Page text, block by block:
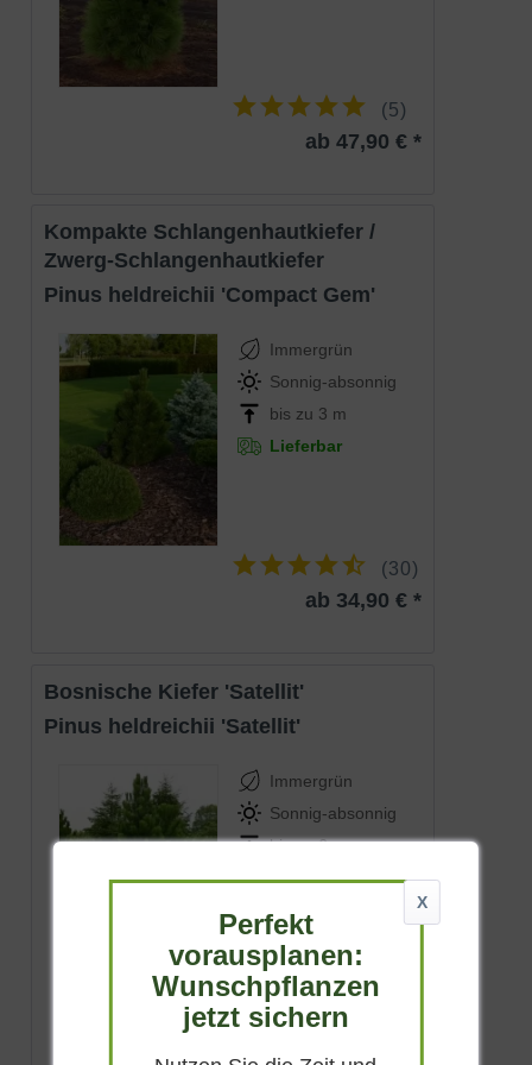
doctrine/orm/lib/Doctrine/ORM/UnitOfWork.php
Benadelung bekannt. Die Nadeln sind im
Sommer frischgrün und färben sich im
Winter goldgelb. Dadurch werden
unglaublich schöne gelbe Farbakzente in
Stein- und Heidegärten oder Freiflächen.
Besonders in Einzelstellung kommt die
Virginianische Kiefer 'Wate's Golden'
perfekt zur Geltung und ist ein unglaublich
toller Hingucker!
(5)
ab 47,90 € *
Kompakte Schlangenhautkiefer /
Zwerg-Schlangenhautkiefer
Pinus heldreichii 'Compact Gem'
Immergrün
Sonnig-absonnig
bis zu 3 m
Lieferbar
(30)
ab 34,90 € *
bosnische Kiefer 'Satellit'
Pinus heldreichii 'Satellit'
Immergrün
Sonnig-absonnig
bis zu 6 m
Lieferbar
ab 42,90 € *
X
Perfekt
vorausplanen:
Wunschpflanzen
jetzt sichern